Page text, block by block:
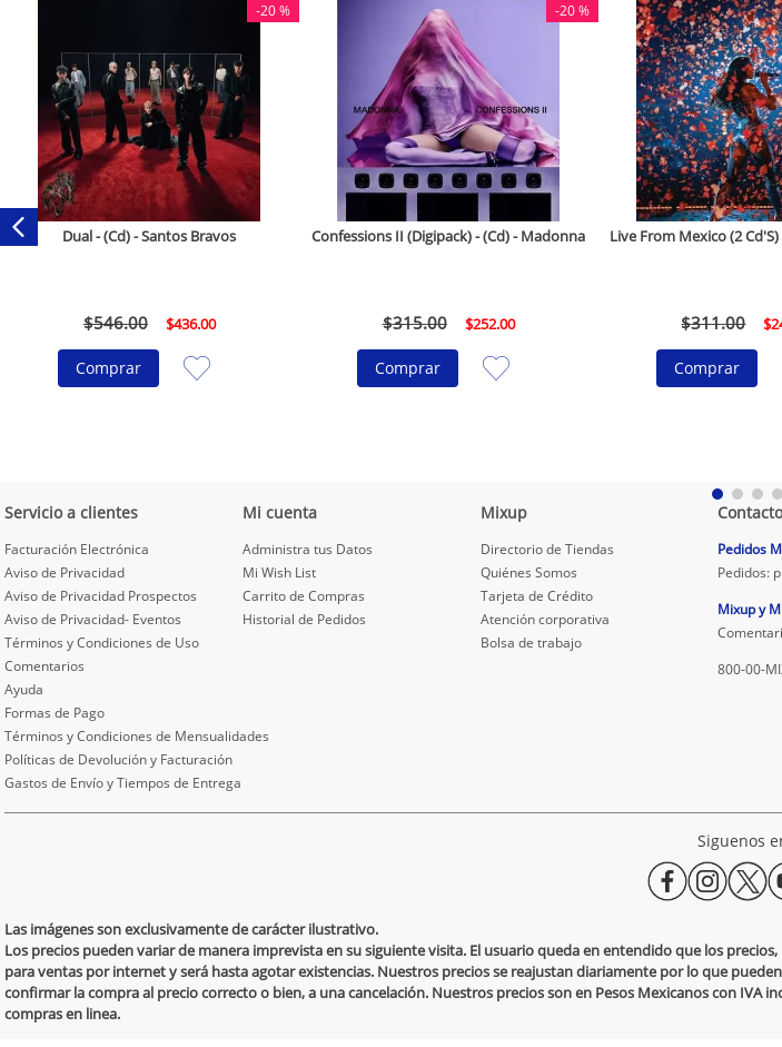
-20 %
Dual - (Cd) - Santos Bravos
$546.00 $436.00
Comprar
-20 %
Confessions II (Digipack) - (Cd) - Madonna
$315.00 $252.00
Comprar
Live From Mexico (2
$311.00 $
Comprar
Servicio a clientes
Facturación Electrónica
Aviso de Privacidad
Aviso de Privacidad Prospectos
Aviso de Privacidad- Eventos
Términos y Condiciones de Uso
Comentarios
Ayuda
Formas de Pago
Términos y Condiciones de Mensualidades
Políticas de Devolución y Facturación
Gastos de Envío y Tiempos de Entrega
Mi cuenta
Administra tus Datos
Mi Wish List
Carrito de Compras
Historial de Pedidos
Mixup
Directorio de Tiendas
Quiénes Somos
Tarjeta de Crédito
Atención corporativa
Bolsa de trabajo
Pedidos
Pedidos:
Mixup y
800-00-
Siguenos
Las imágenes son exclusivamente de carácter ilustrativo.
Los precios pueden variar de manera imprevista en su siguiente visita. El usuario queda en entendido que los
para ventas por internet y será hasta agotar existencias. Nuestros precios se reajustan diariamente por lo que
confirmar la compra al precio correcto o bien, a una cancelación. Nuestros precios son en Pesos Mexicanos con
compras en linea.